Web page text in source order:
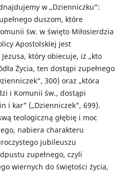
w „Dzienniczku”:
duszom, które
św. w święto Miłosierdzia
Apostolskiej jest
który obiecuje, iż „kto
Życia, ten dostąpi zupełnego
300) oraz „która
i Komunii św., dostąpi
i kar” („Dzienniczek”, 699).
teologiczną głębię i moc
nabiera charakteru
jubileuszu
zupełnego, czyli
wiernych do świętości życia,